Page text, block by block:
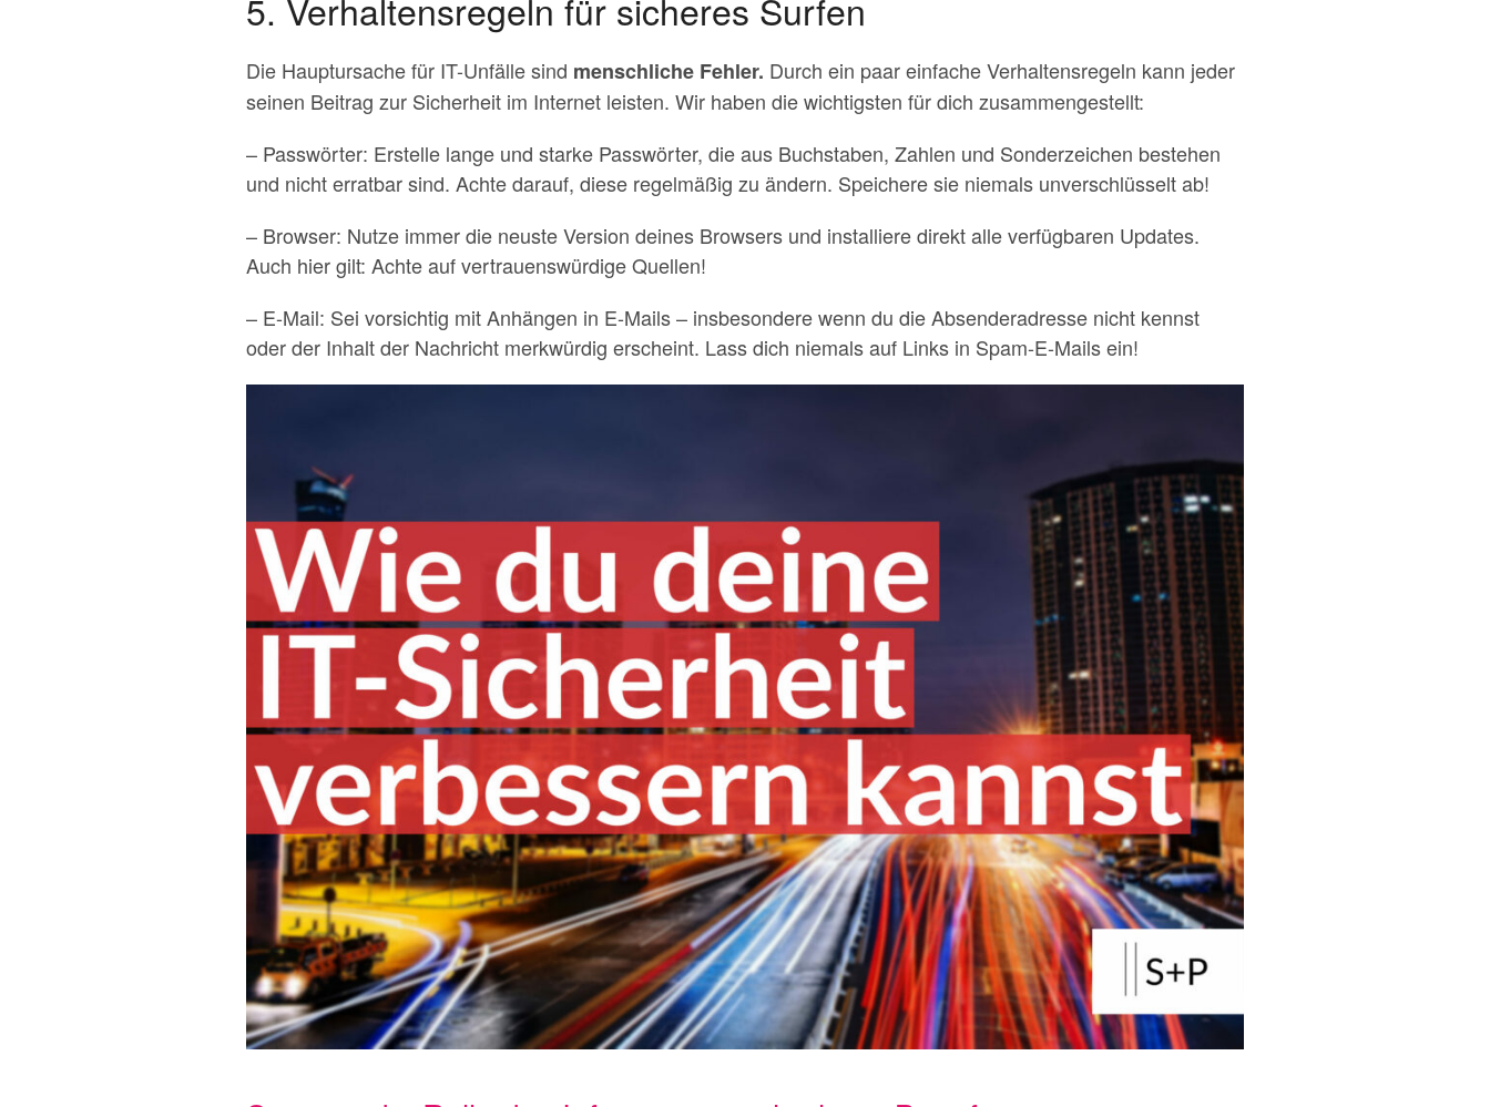
Die Hauptursache für IT-Unfälle sind menschliche Fehler. Durch ein paar einfache Verhaltensregeln kann jeder
seinen Beitrag zur Sicherheit im Internet leisten. Wir haben die wichtigsten für dich zusammengestellt:
– Passwörter: Erstelle lange und starke Passwörter, die aus Buchstaben, Zahlen und Sonderzeichen bestehen
und nicht erratbar sind. Achte darauf, diese regelmäßig zu ändern. Speichere sie niemals unverschlüsselt ab!
– Browser: Nutze immer die neuste Version deines Browsers und installiere direkt alle verfügbaren Updates.
Auch hier gilt: Achte auf vertrauenswürdige Quellen!
– E-Mail: Sei vorsichtig mit Anhängen in E-Mails – insbesondere wenn du die Absenderadresse nicht kennst
oder der Inhalt der Nachricht merkwürdig erscheint. Lass dich niemals auf Links in Spam-E-Mails ein!